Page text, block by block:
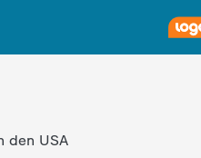
den USA